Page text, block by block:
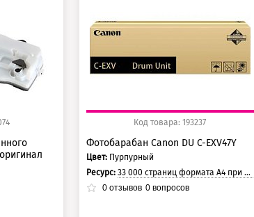
125 баллов
150 баллов
Код товара: 193237
Фотобарабан Canon DU C-EXV47Y
Цвет: Пурпурный
Ресурс: 33 000 страниц формата А4 при 5% заполнении страницы.
0отзывов 0вопросов